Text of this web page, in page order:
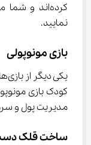
نمایید.
بازی مونوپولی
مدیریت پول و سرمایه‌گذاری را
ساخت قلک